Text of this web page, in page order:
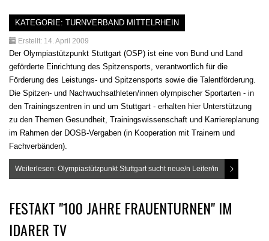
KATEGORIE: TURNVERBAND MITTELRHEIN
Erstellt: 14. April 2009
Der Olympiastützpunkt Stuttgart (OSP) ist eine von Bund und Land
geförderte Einrichtung des Spitzensports, verantwortlich für die
Förderung des Leistungs- und Spitzensports sowie die Talentförderung.
Die Spitzen- und Nachwuchsathleten/innen olympischer Sportarten - in
den Trainingszentren in und um Stuttgart - erhalten hier Unterstützung
zu den Themen Gesundheit, Trainingswissenschaft und Karriereplanung
im Rahmen der DOSB-Vergaben (in Kooperation mit Trainern und
Fachverbänden).
Weiterlesen: Olympiastützpunkt Stuttgart sucht neue/n Leiter/in
FESTAKT "100 JAHRE FRAUENTURNEN" IM
IDARER TV